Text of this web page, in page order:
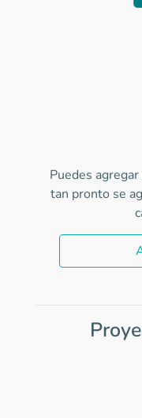
Puedes
tan pronto se